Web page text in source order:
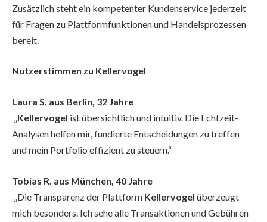
Zusätzlich steht ein kompetenter Kundenservice jederzeit
für Fragen zu Plattformfunktionen und Handelsprozessen
bereit.
Nutzerstimmen zu Kellervogel
Laura S. aus Berlin, 32 Jahre
„Kellervogel ist übersichtlich und intuitiv. Die Echtzeit-
Analysen helfen mir, fundierte Entscheidungen zu treffen
und mein Portfolio effizient zu steuern.“
Tobias R. aus München, 40 Jahre
„Die Transparenz der Plattform Kellervogel überzeugt
mich besonders. Ich sehe alle Transaktionen und Gebühren